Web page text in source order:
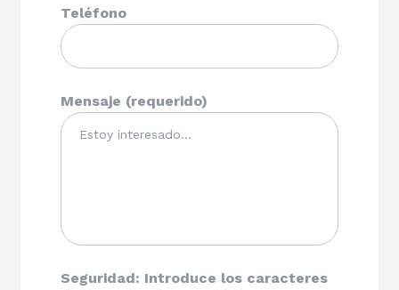
Teléfono
Mensaje (requerido)
Seguridad: Introduce los caracteres